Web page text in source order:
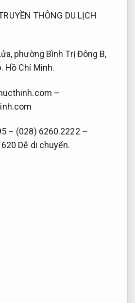
THÔNG DU LỊCH
phường Bình Trị Đông B,
Hồ Chí Minh.
–
– (028) 6260.2222 –
Dễ di chuyển.